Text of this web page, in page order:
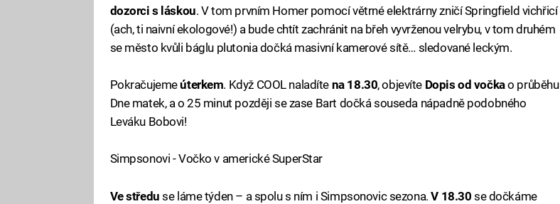
dozorci s láskou. V tom prvním Homer pomocí větrné elektrárny zničí Springfield vichřicí
(ach, ti naivní ekologové!) a bude chtít zachránit na břeh vyvrženou velrybu, v tom druhém
se město kvůli báglu plutonia dočká masivní kamerové sítě… sledované leckým.
Pokračujemeúterkem. Když COOL naladíte na 18.30, objevíte Dopis od vočkao průběhu
Dne matek, a o 25 minut později se zase Bart dočká souseda nápadně podobného
Leváku Bobovi!
Simpsonovi - Vočko v americké SuperStar
Ve středu se láme týden – a spolu s ním i Simpsonovic sezona.V 18.30 se dočkáme